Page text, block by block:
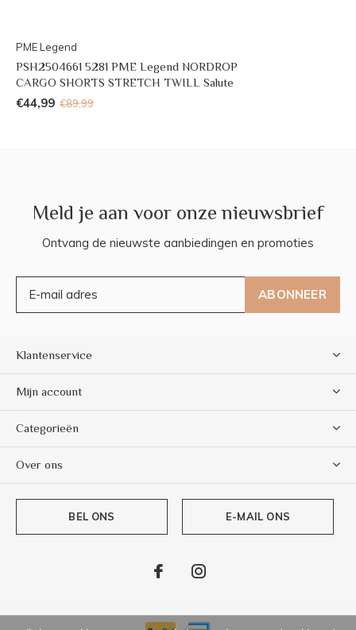
PME Legend
PSH2504661 5281 PME Legend NORDROP
CARGO SHORTS STRETCH TWILL Salute
€44,99 €89,99
Meld je aan voor onze nieuwsbrief
Ontvang de nieuwste aanbiedingen en promoties
ABONNEER
Klantenservice
Mijn account
Categorieën
Over ons
BEL ONS E-MAIL ONS